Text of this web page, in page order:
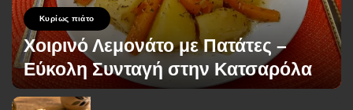
Κυρίως πιάτο
Χοιρινό Λεμονάτο με Πατάτες –
Εύκολη Συνταγή στην Κατσαρόλα
Posted
George Zolis 4 Οκτωβρίου 2025